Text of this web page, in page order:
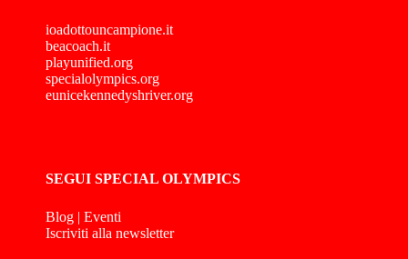
ioadottouncampione.it
beacoach.it
playunified.org
specialolympics.org
eunicekennedyshriver.org
SEGUI SPECIAL OLYMPICS
Blog | Eventi
Iscriviti alla newsletter